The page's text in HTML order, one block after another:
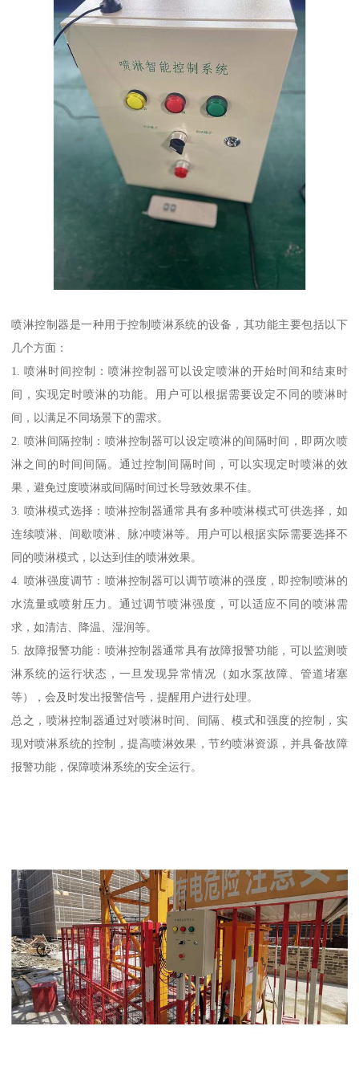
喷淋控制器是一种用于控制喷淋系统的设备，其功能主要包括以下
几个方面：
1. 喷淋时间控制：喷淋控制器可以设定喷淋的开始时间和结束时
间，实现定时喷淋的功能。用户可以根据需要设定不同的喷淋时
间，以满足不同场景下的需求。
2. 喷淋间隔控制：喷淋控制器可以设定喷淋的间隔时间，即两次喷
淋之间的时间间隔。通过控制间隔时间，可以实现定时喷淋的效
果，避免过度喷淋或间隔时间过长导致效果不佳。
3. 喷淋模式选择：喷淋控制器通常具有多种喷淋模式可供选择，如
连续喷淋、间歇喷淋、脉冲喷淋等。用户可以根据实际需要选择不
同的喷淋模式，以达到佳的喷淋效果。
4. 喷淋强度调节：喷淋控制器可以调节喷淋的强度，即控制喷淋的
水流量或喷射压力。通过调节喷淋强度，可以适应不同的喷淋需
求，如清洁、降温、湿润等。
5. 故障报警功能：喷淋控制器通常具有故障报警功能，可以监测喷
淋系统的运行状态，一旦发现异常情况（如水泵故障、管道堵塞
等），会及时发出报警信号，提醒用户进行处理。
总之，喷淋控制器通过对喷淋时间、间隔、模式和强度的控制，实
现对喷淋系统的控制，提高喷淋效果，节约喷淋资源，并具备故障
报警功能，保障喷淋系统的安全运行。